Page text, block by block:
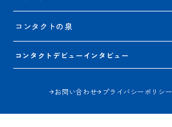
コンタクトの泉
コンタクトデビューインタビュー
お問い合わせ プライバシーポリシー